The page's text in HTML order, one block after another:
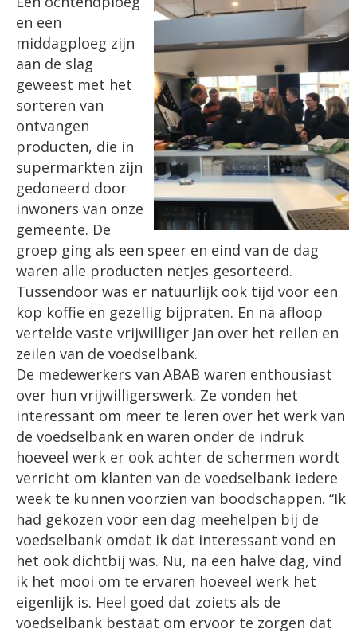
en een
middagploeg zijn
aan de slag
geweest met het
sorteren van
ontvangen
producten, die in
supermarkten zijn
gedoneerd door
inwoners van onze
gemeente. De
groep ging als een speer en eind van de dag
waren alle producten netjes gesorteerd.
Tussendoor was er natuurlijk ook tijd voor een
kop koffie en gezellig bijpraten. En na afloop
vertelde vaste vrijwilliger Jan over het reilen en
zeilen van de voedselbank.
De medewerkers van ABAB waren enthousiast
over hun vrijwilligerswerk. Ze vonden het
interessant om meer te leren over het werk van
de voedselbank en waren onder de indruk
hoeveel werk er ook achter de schermen wordt
verricht om klanten van de voedselbank iedere
week te kunnen voorzien van boodschappen. “Ik
had gekozen voor een dag meehelpen bij de
voedselbank omdat ik dat interessant vond en
het ook dichtbij was. Nu, na een halve dag, vind
ik het mooi om te ervaren hoeveel werk het
eigenlijk is. Heel goed dat zoiets als de
voedselbank bestaat om ervoor te zorgen dat